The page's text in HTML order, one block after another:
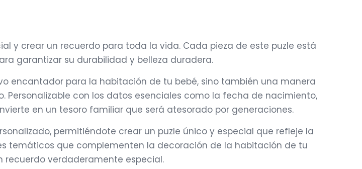
y crear un recuerdo para toda la vida. Cada pieza de este puzle está
garantizar su durabilidad y belleza duradera.
encantador para la habitación de tu bebé, sino también una manera
con los datos esenciales como la fecha de nacimiento,
en un tesoro familiar que será atesorado por generaciones.
permitiéndote crear un puzle único y especial que refleje la
temáticos que complementen la decoración de la habitación de tu
recuerdo verdaderamente especial.